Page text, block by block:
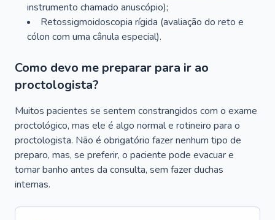
instrumento chamado anuscópio);
Retossigmoidoscopia rígida (avaliação do reto e
cólon com uma cânula especial).
Como devo me preparar para ir ao
proctologista?
Muitos pacientes se sentem constrangidos com o exame
proctológico, mas ele é algo normal e rotineiro para o
proctologista. Não é obrigatório fazer nenhum tipo de
preparo, mas, se preferir, o paciente pode evacuar e
tomar banho antes da consulta, sem fazer duchas
internas.